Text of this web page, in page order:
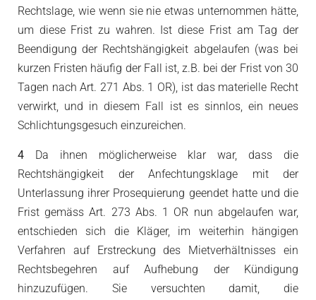
Rechtslage, wie wenn sie nie etwas unternommen hätte,
um diese Frist zu wahren. Ist diese Frist am Tag der
Beendigung der Rechtshängigkeit abgelaufen (was bei
kurzen Fristen häufig der Fall ist, z.B. bei der Frist von 30
Tagen nach Art. 271 Abs. 1 OR), ist das materielle Recht
verwirkt, und in diesem Fall ist es sinnlos, ein neues
Schlichtungsgesuch einzureichen.
4 Da ihnen möglicherweise klar war, dass die
Rechtshängigkeit der Anfechtungsklage mit der
Unterlassung ihrer Prosequierung geendet hatte und die
Frist gemäss Art. 273 Abs. 1 OR nun abgelaufen war,
entschieden sich die Kläger, im weiterhin hängigen
Verfahren auf Erstreckung des Mietverhältnisses ein
Rechtsbegehren auf Aufhebung der Kündigung
hinzuzufügen. Sie versuchten damit, die